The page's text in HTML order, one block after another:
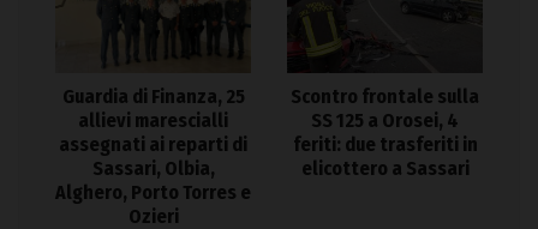
Guardia di Finanza, 25
allievi marescialli
assegnati ai reparti di
Sassari, Olbia,
Alghero, Porto Torres e
Ozieri
Scontro frontale sulla
SS 125 a Orosei, 4
feriti: due trasferiti in
elicottero a Sassari